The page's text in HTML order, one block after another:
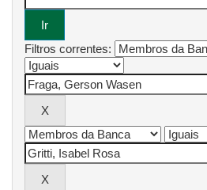
Filtros correntes: